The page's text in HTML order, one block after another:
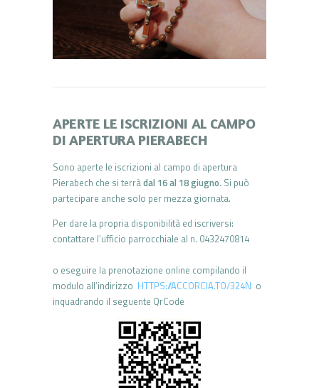
APERTE LE ISCRIZIONI AL CAMPO
DI APERTURA PIERABECH
Sono aperte le iscrizioni al campo di apertura
Pierabech che si terràdal 16 al 18 giugno. Si può
partecipare anche solo per mezza giornata.
Per dare la propria disponibilità ed iscriversi:
contattare l’ufficio parrocchiale al n. 0432470814
o eseguire la prenotazione online compilando il
modulo all’indirizzo HTTPS://ACCORCIA.TO/324N o
inquadrando il seguente QrCode